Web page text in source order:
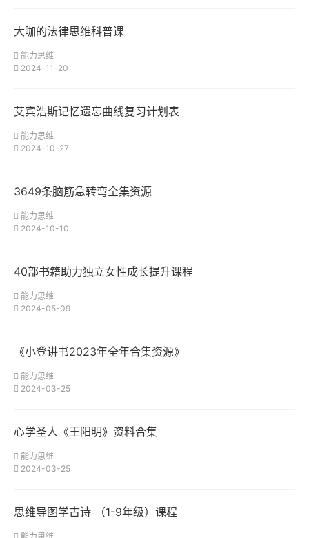
大咖的法律思维科普课
能力思维
2024-11-20
艾宾浩斯记忆遗忘曲线复习计划表
能力思维
2024-10-27
3649条脑筋急转弯全集资源
能力思维
2024-10-10
40部书籍助力独立女性成长提升课程
能力思维
2024-05-09
《小登讲书2023年全年合集资源》
能力思维
2024-03-25
心学圣人《王阳明》资料合集
能力思维
2024-03-25
思维导图学古诗 （1-9年级）课程